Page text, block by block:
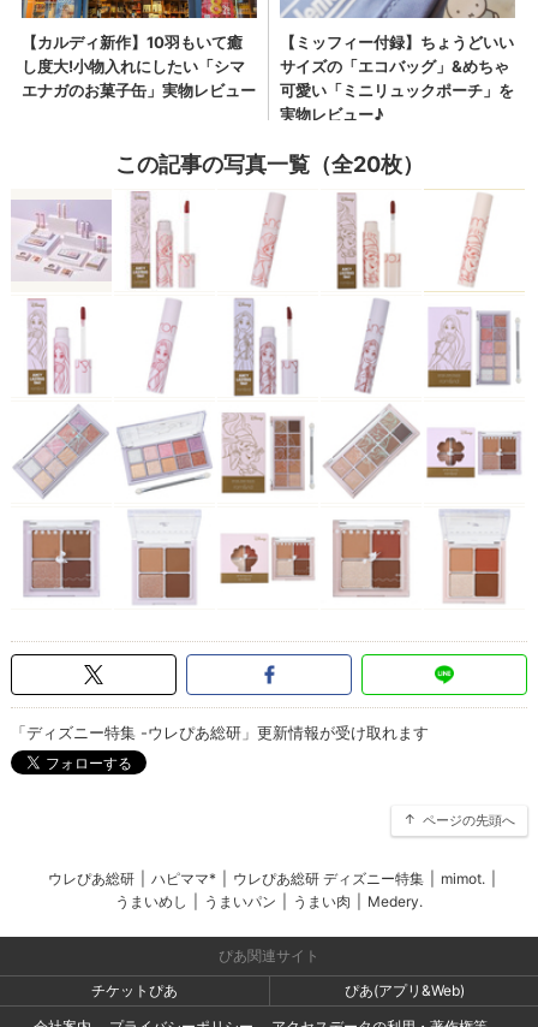
この記事の写真一覧（全20枚）
「ディズニー特集 -ウレぴあ総研」更新情報が受け取れます
ページの先頭へ
ウレぴあ総研 ハピママ* ウレぴあ総研 ディズニー特集 mimot.
うまいめし
うまいパン うまい肉 Medery.
ぴあ関連サイト
チケットぴあ
ぴあ(アプリ&Web)